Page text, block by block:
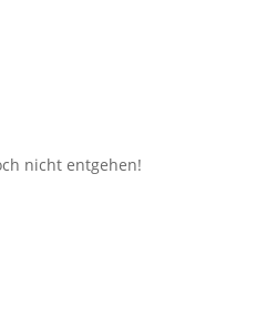
nicht entgehen!